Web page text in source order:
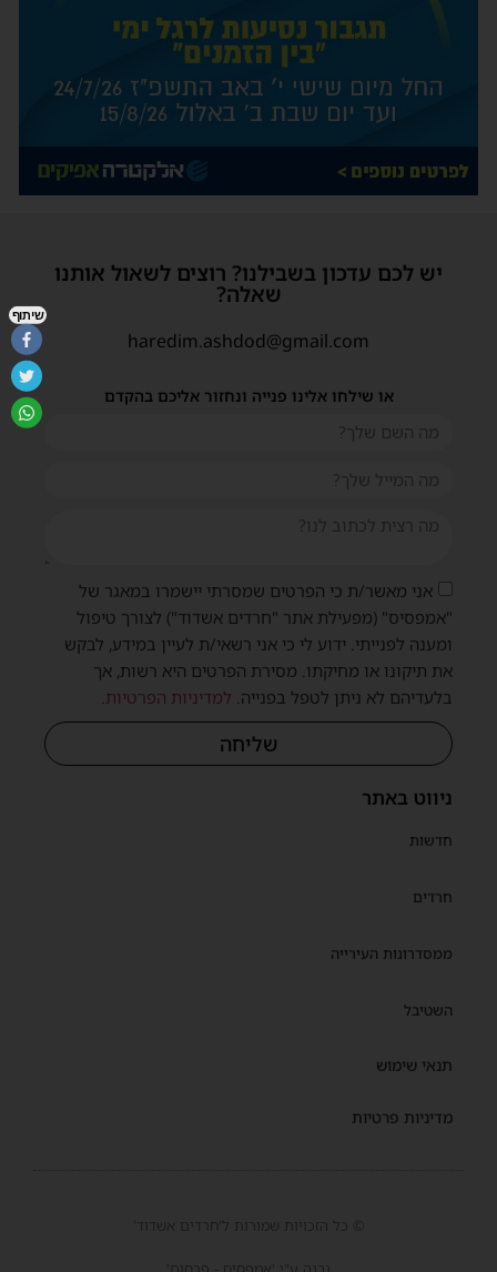
ניווט באתר
חדשות
חרדים
ממסדרונות העירייה
השטיבל
תנאי שימוש
מדיניות פרטיות
יש לכם עדכון בשבילנו? רוצים לשאול אותנו
שאלה?
haredim.ashdod@gmail.com
או שילחו אלינו פנייה ונחזור אליכם בהקדם
אני מאשר/ת כי הפרטים שמסרתי יישמרו במאגר של
"אמפסיס" (מפעילת אתר "חרדים אשדוד") לצורך טיפול
ומענה לפנייתי. ידוע לי כי אני רשאי/ת לעיין במידע, לבקש
את תיקונו או מחיקתו. מסירת הפרטים היא רשות, אך
בלעדיהם לא ניתן לטפל בפנייה. למדיניות הפרטיות.
שליחה
© כל הזכויות שמורות ל'חרדים אשדוד'
שיתוף